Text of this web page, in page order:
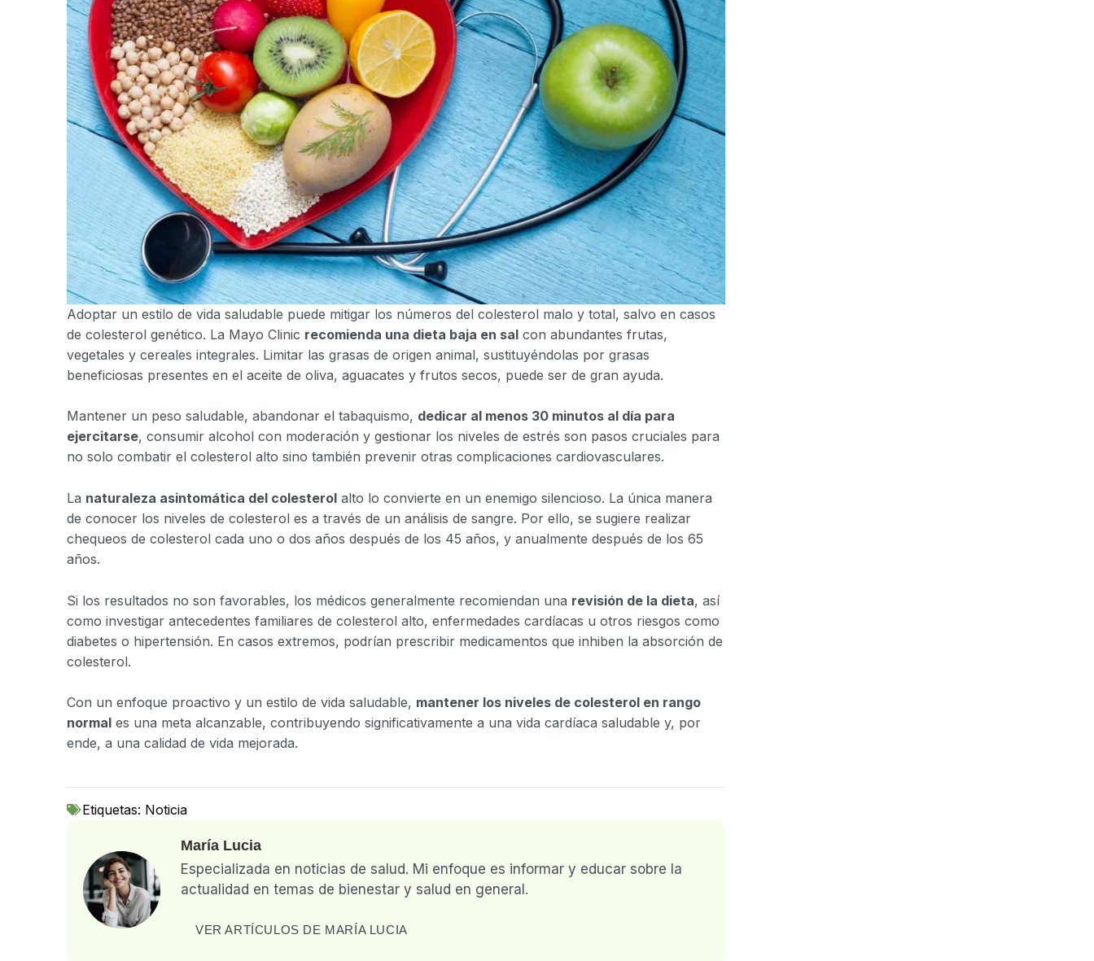
Adoptar un estilo de vida saludable puede mitigar los números del colesterol malo y total, salvo en casos
de colesterol genético. La Mayo Clinic recomienda una dieta baja en sal con abundantes frutas,
vegetales y cereales integrales. Limitar las grasas de origen animal, sustituyéndolas por grasas
beneficiosas presentes en el aceite de oliva, aguacates y frutos secos, puede ser de gran ayuda.
Mantener un peso saludable, abandonar el tabaquismo, dedicar al menos 30 minutos al día para
ejercitarse, consumir alcohol con moderación y gestionar los niveles de estrés son pasos cruciales para
no solo combatir el colesterol alto sino también prevenir otras complicaciones cardiovasculares.
La naturaleza asintomática del colesterol alto lo convierte en un enemigo silencioso. La única manera
de conocer los niveles de colesterol es a través de un análisis de sangre. Por ello, se sugiere realizar
chequeos de colesterol cada uno o dos años después de los 45 años, y anualmente después de los 65
años.
Si los resultados no son favorables, los médicos generalmente recomiendan una revisión de la dieta, así
como investigar antecedentes familiares de colesterol alto, enfermedades cardíacas u otros riesgos como
diabetes o hipertensión. En casos extremos, podrían prescribir medicamentos que inhiben la absorción de
colesterol.
Con un enfoque proactivo y un estilo de vida saludable, mantener los niveles de colesterol en rango
normal es una meta alcanzable, contribuyendo significativamente a una vida cardíaca saludable y, por
ende, a una calidad de vida mejorada.
Etiquetas: Noticia
María Lucia
Especializada en noticias de salud. Mi enfoque es informar y educar sobre la
actualidad en temas de bienestar y salud en general.
VER ARTÍCULOS DE MARÍA LUCIA